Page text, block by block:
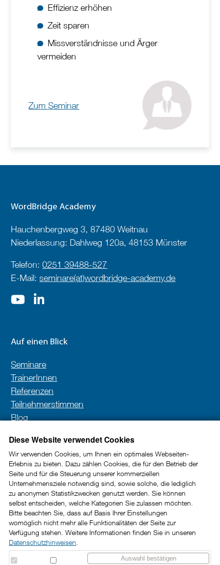
Diese Website verwendet Cookies
Wir verwenden Cookies, um Ihnen ein optimales Webseiten-
Erlebnis zu bieten. Dazu zählen Cookies, die für den Betrieb der
Seite und für die Steuerung unserer kommerziellen
Unternehmensziele notwendig sind, sowie solche, die lediglich
zu anonymen Statistikzwecken genutzt werden. Sie können
selbst entscheiden, welche Kategorien Sie zulassen möchten.
Bitte beachten Sie, dass auf Basis Ihrer Einstellungen
womöglich nicht mehr alle Funktionalitäten der Seite zur
Verfügung stehen. Weitere Informationen finden Sie in unseren
Datenschutzhinweisen
Auswahl bestätigen
Effizienz erhöhen
Zeit sparen
Missverständnisse und Ärger
vermeiden
Zum Seminar
WordBridge Academy
Hauchenbergweg 3, 87480 Weitnau
Niederlassung: Dahlweg 120a, 48153 Münster
Telefon:0251 39488-527
E-Mail:seminare(at)wordbridge-academy.de
Auf einen Blick
Seminare
TrainerInnen
Referenzen
Teilnehmerstimmen
Blog
Newsletter
In unserem Newsletter erhalten Sie wertvolle Impulse
und Tipps rund um die Kundenkommunikation im
B2B-Bereich.
Jetzt abonnieren